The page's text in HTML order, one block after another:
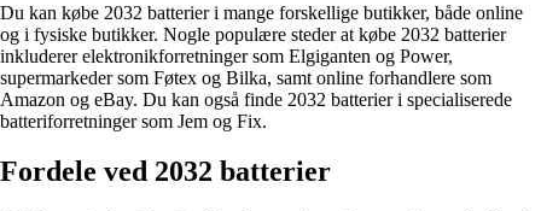
Du kan købe 2032 batterier i mange forskellige butikker, både online
og i fysiske butikker. Nogle populære steder at købe 2032 batterier
inkluderer elektronikforretninger som Elgiganten og Power,
supermarkeder som Føtex og Bilka, samt online forhandlere som
Amazon og eBay. Du kan også finde 2032 batterier i specialiserede
batteriforretninger som Jem og Fix.
Fordele ved 2032 batterier